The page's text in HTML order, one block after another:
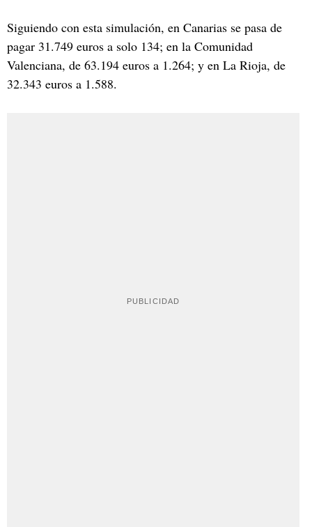
Siguiendo con esta simulación, en Canarias se pasa de
pagar 31.749 euros a solo 134; en la Comunidad
Valenciana, de 63.194 euros a 1.264; y en La Rioja, de
32.343 euros a 1.588.